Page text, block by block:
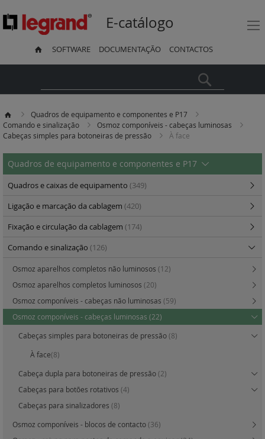
E-catálogo
SOFTWARE DOCUMENTAÇÃO CONTACTOS
Quadros de equipamento e componentes e P17
Comando e sinalização
Osmoz componíveis - cabeças luminosas
Cabeças simples para botoneiras de pressão
À face
Quadros de equipamento e componentes e P17
Quadros e caixas de equipamento (349)
Ligação e marcação da cablagem (420)
Fixação e circulação da cablagem (174)
Comando e sinalização (126)
Osmoz aparelhos completos não luminosos (12)
Osmoz aparelhos completos luminosos (20)
Osmoz componíveis - cabeças não luminosas (59)
Osmoz componíveis - cabeças luminosas (22)
Cabeças simples para botoneiras de pressão(8)
À face(8)
Cabeça dupla para botoneiras de pressão(2)
Cabeças para botões rotativos (4)
Cabeças para sinalizadores (8)
Osmoz componíveis - blocos de contacto(36)